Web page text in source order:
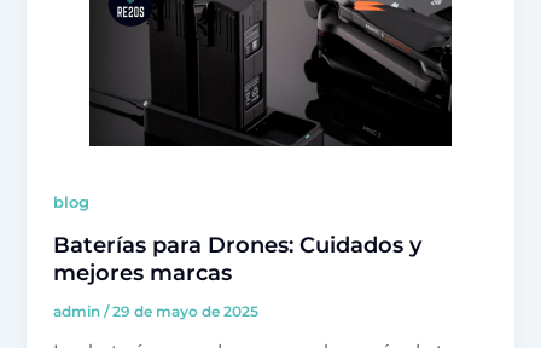
blog
Baterías para Drones: Cuidados y
mejores marcas
admin/29 de mayo de 2025